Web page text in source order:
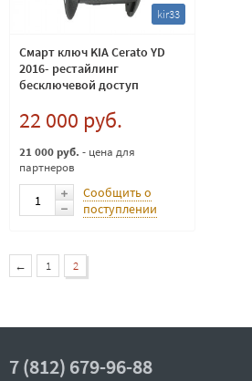
kir33
Смарт ключ KIA Cerato YD
2016- рестайлинг
бесключевой доступ
22 000 руб.
21 000 руб. - цена для
партнеров
Сообщить о
поступлении
← 1 2
7 (812) 679-96-88